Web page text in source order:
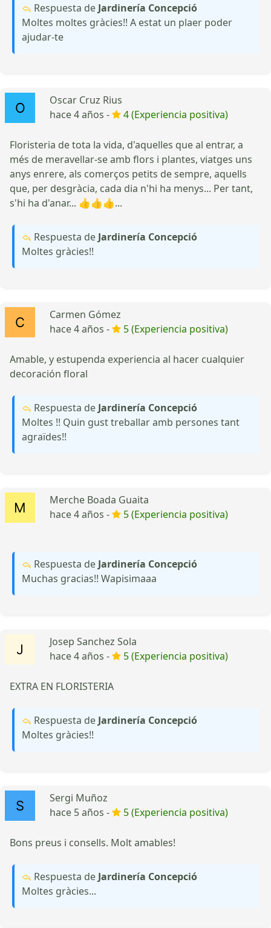
Respuesta de Jardinería Concepció
Moltes moltes gràcies!! A estat un plaer poder
ajudar-te
Oscar Cruz Rius
hace 4 años -
4 (Experiencia positiva)
Floristeria de tota la vida, d'aquelles que al entrar, a
més de meravellar-se amb flors i plantes, viatges uns
anys enrere, als comerços petits de sempre, aquells
que, per desgràcia, cada dia n'hi ha menys... Per tant,
s'hi ha d'anar... 👍👍👍...
Respuesta de Jardinería Concepció
Moltes gràcies!!
Carmen Gómez
hace 4 años -
5 (Experiencia positiva)
Amable, y estupenda experiencia al hacer cualquier
decoración floral
Respuesta de Jardinería Concepció
Moltes !! Quin gust treballar amb persones tant
agraïdes!!
Merche Boada Guaita
hace 4 años -
5 (Experiencia positiva)
Respuesta de Jardinería Concepció
Muchas gracias!! Wapisimaaa
Josep Sanchez Sola
hace 4 años -
5 (Experiencia positiva)
EXTRA EN FLORISTERIA
Respuesta de Jardinería Concepció
Moltes gràcies!!
Sergi Muñoz
hace 5 años -
5 (Experiencia positiva)
Bons preus i consells. Molt amables!
Respuesta de Jardinería Concepció
Moltes gràcies...